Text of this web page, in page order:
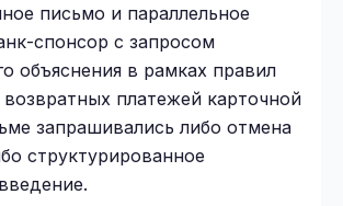
письмо и параллельное
спонсор с запросом
объяснения в рамках правил
платежей карточной
запрашивались либо отмена
структурированное